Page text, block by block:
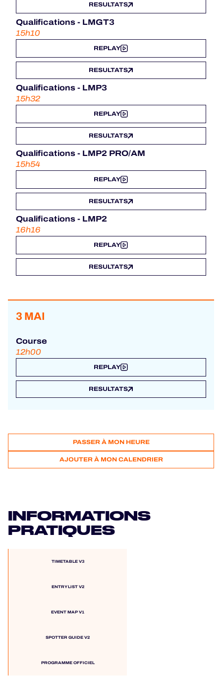
RESULTATS
Qualifications - LMGT3
15h10
REPLAY
RESULTATS
Qualifications - LMP3
15h32
REPLAY
RESULTATS
Qualifications - LMP2 PRO/AM
15h54
REPLAY
RESULTATS
Qualifications - LMP2
16h16
REPLAY
RESULTATS
3 MAI
Course
12h00
REPLAY
RESULTATS
PASSER À MON HEURE
AJOUTER À MON CALENDRIER
INFORMATIONS
PRATIQUES
TIMETABLE V3
ENTRY LIST V2
EVENT MAP V1
SPOTTER GUIDE V2
PROGRAMME OFFICIEL